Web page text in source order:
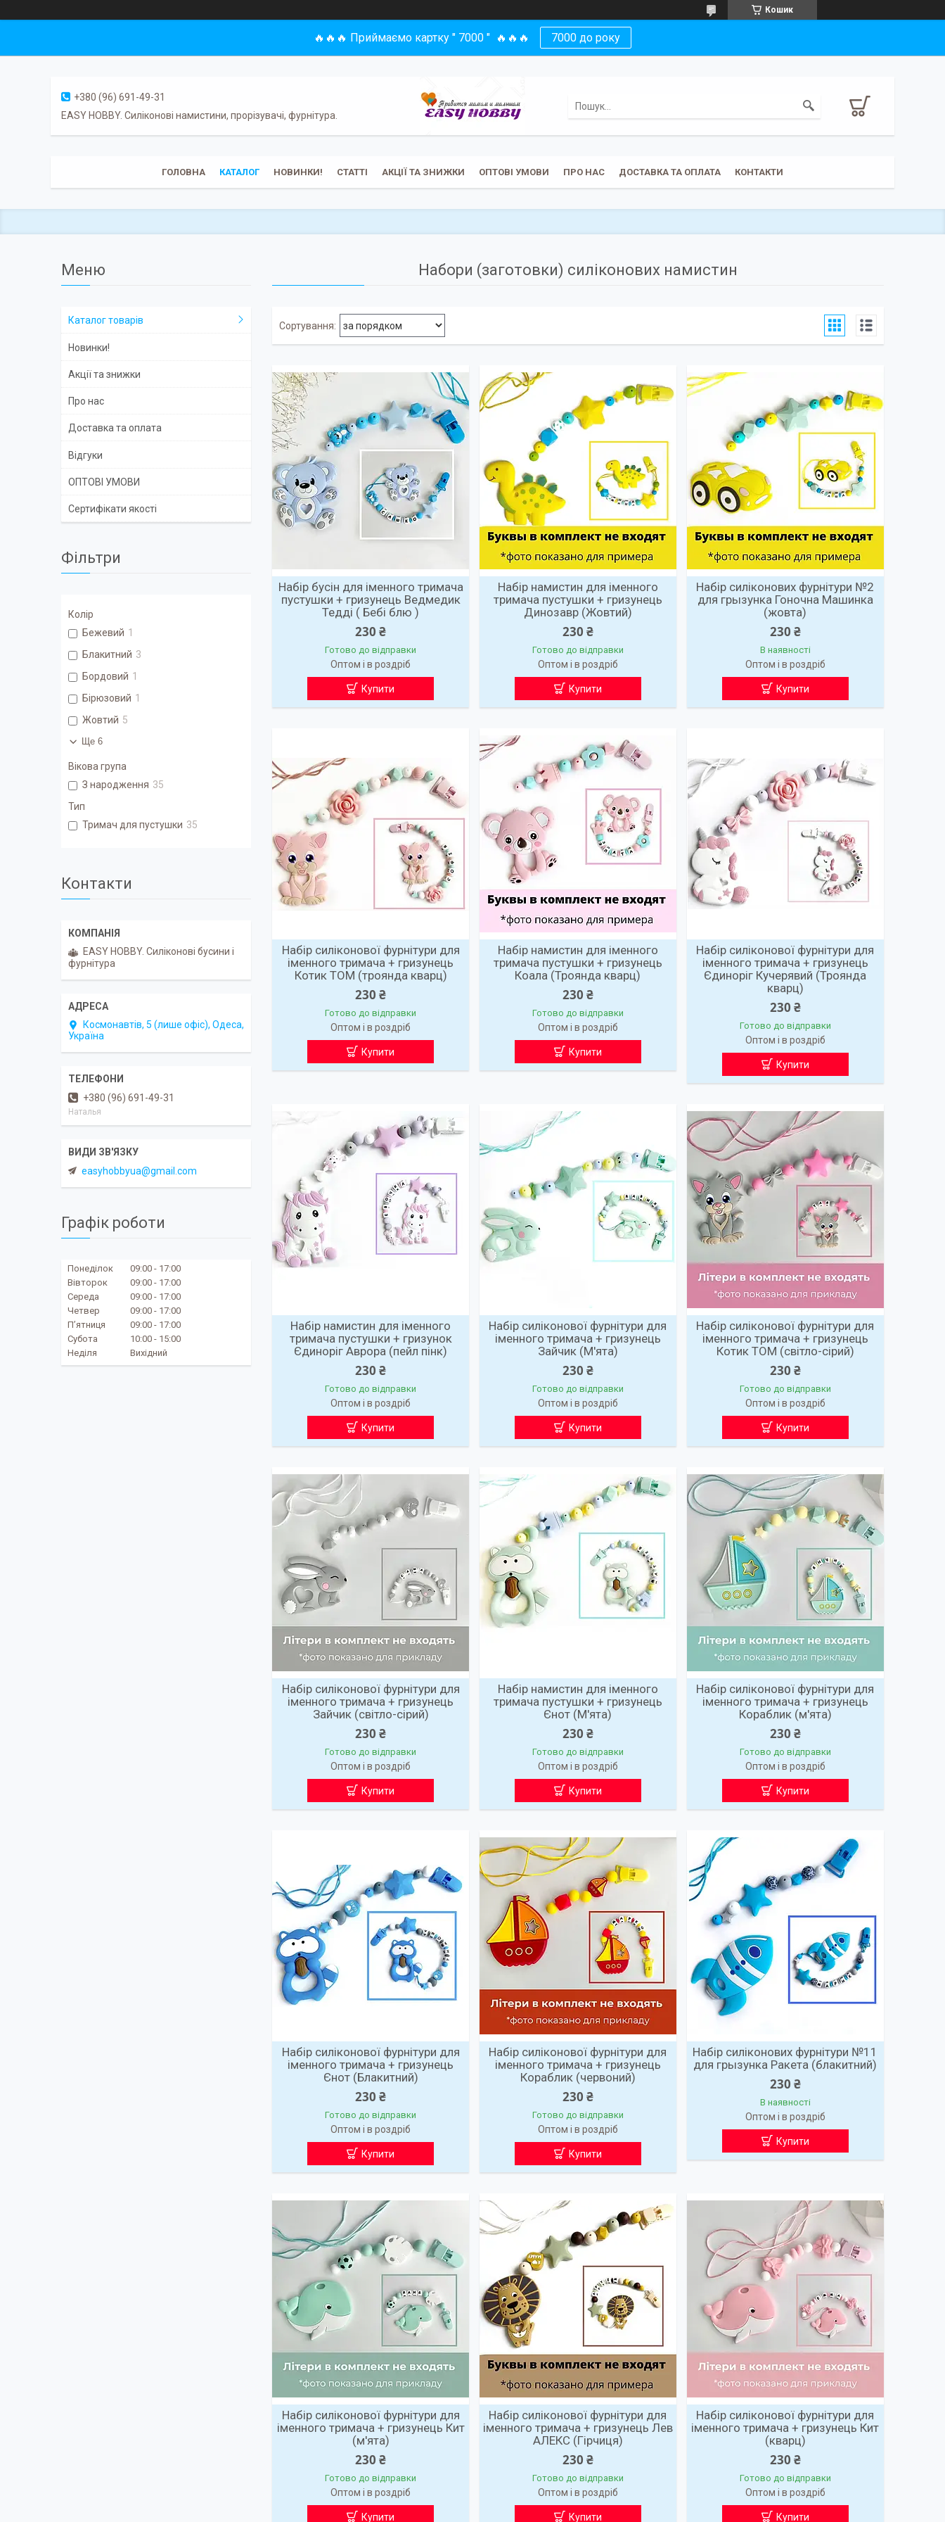
Кошик
🔥🔥🔥 Приймаємо картку " 7000 " 🔥🔥🔥 7000 до року
+380 (96) 691-49-31
EASY HOBBY. Силіконові намистини, прорізувачі, фурнітура.
ГОЛОВНА КАТАЛОГ НОВИНКИ! СТАТТІ АКЦІЇ ТА ЗНИЖКИ ОПТОВІ УМОВИ ПРО НАС ДОСТАВКА ТА ОПЛАТА КОНТАКТИ
Набори (заготовки) силіконових намистин
Набір бусін для іменного тримача
пустушки + гризунець Ведмедик
Тедді ( Бебі блю )
230 ₴
Готово до відправки
Оптом і в роздріб
Купити
Набір намистин для іменного
тримача пустушки + гризунець
Динозавр (Жовтий)
230 ₴
Готово до відправки
Оптом і в роздріб
Купити
Набір силіконових фурнітури №2
для грызунка Гоночна Машинка
(жовта)
230 ₴
В наявності
Оптом і в роздріб
Купити
Набір силіконової фурнітури для
іменного тримача + гризунець
Котик ТОМ (троянда кварц)
230 ₴
Готово до відправки
Оптом і в роздріб
Купити
Набір намистин для іменного
тримача пустушки + гризунець
Коала (Троянда кварц)
230 ₴
Готово до відправки
Оптом і в роздріб
Купити
Набір силіконової фурнітури для
іменного тримача + гризунець
Єдиноріг Кучерявий (Троянда
кварц)
230 ₴
Готово до відправки
Оптом і в роздріб
Купити
Набір намистин для іменного
тримача пустушки + гризунок
Єдиноріг Аврора (пейл пінк)
230 ₴
Готово до відправки
Оптом і в роздріб
Купити
Набір силіконової фурнітури для
іменного тримача + гризунець
Зайчик (М'ята)
230 ₴
Готово до відправки
Оптом і в роздріб
Купити
Набір силіконової фурнітури для
іменного тримача + гризунець
Котик ТОМ (світло-сірий)
230 ₴
Готово до відправки
Оптом і в роздріб
Купити
Набір силіконової фурнітури для
іменного тримача + гризунець
Зайчик (світло-сірий)
230 ₴
Готово до відправки
Оптом і в роздріб
Купити
Набір намистин для іменного
тримача пустушки + гризунець
Єнот (М'ята)
230 ₴
Готово до відправки
Оптом і в роздріб
Купити
Набір силіконової фурнітури для
іменного тримача + гризунець
Кораблик (м'ята)
230 ₴
Готово до відправки
Оптом і в роздріб
Купити
Набір силіконової фурнітури для
іменного тримача + гризунець
Єнот (Блакитний)
230 ₴
Готово до відправки
Оптом і в роздріб
Купити
Набір силіконової фурнітури для
іменного тримача + гризунець
Кораблик (червоний)
230 ₴
Готово до відправки
Оптом і в роздріб
Купити
Набір силіконових фурнітури №11
для грызунка Ракета (блакитний)
230 ₴
В наявності
Оптом і в роздріб
Купити
Набір силіконової фурнітури для
іменного тримача + гризунець Кит
(м'ята)
230 ₴
Готово до відправки
Оптом і в роздріб
Купити
Набір силіконової фурнітури для
іменного тримача + гризунець Лев
АЛЕКС (Гірчиця)
230 ₴
Готово до відправки
Оптом і в роздріб
Купити
Набір силіконової фурнітури для
іменного тримача + гризунець Кит
(кварц)
230 ₴
Готово до відправки
Оптом і в роздріб
Купити
Каталог товарів
Новинки!
Акції та знижки
Про нас
Доставка та оплата
Відгуки
ОПТОВІ УМОВИ
Сертифікати якості
Фільтри
Колір
Бежевий 1
Блакитний 3
Бордовий 1
Бірюзовий 1
Жовтий 5
Ще 6
Вікова група
З народження 35
Тип
Тримач для пустушки 35
Контакти
EASY HOBBY. Силіконові бусини і
фурнітура
Космонавтів, 5 (лише офіс), Одеса,
Україна
+380 (96) 691-49-31
Наталья
easyhobbyua@gmail.com
Графік роботи
Понеділок 09:00
17:00
Вівторок
09:00
17:00
Середа
09:00
17:00
Четвер
09:00
17:00
Пʼятниця
09:00
17:00
Субота
10:00
15:00
Неділя
Вихідний